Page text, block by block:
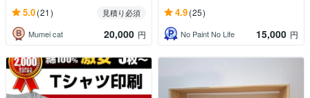
5.0(21)
見積り必須
Mumei cat
20,000 円
4.9(25)
No Paint No Life 15,000 円